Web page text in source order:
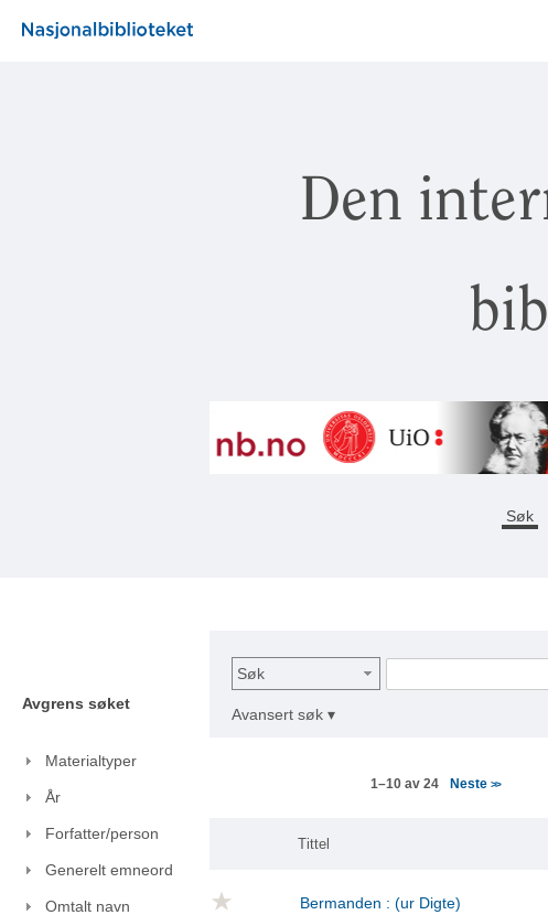
Den
Søk
Avgrens søket
Materialtyper
År
Forfatter/person
Generelt emneord
Omtalt navn
Søk
Avansert søk ▾
1–10 av 24 Neste>>
Tittel
Bermanden : (ur Digte)